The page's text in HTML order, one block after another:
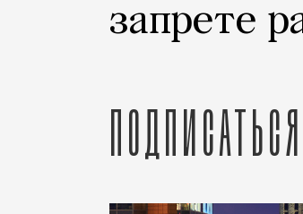
запрете
Подписаться